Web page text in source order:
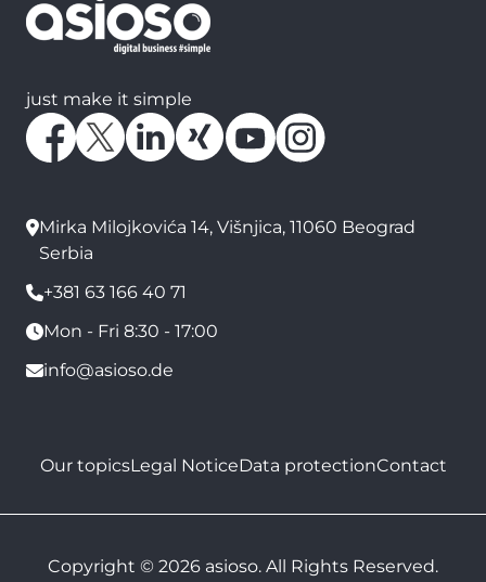
just make it simple
Mirka Milojkovića 14, Višnjica, 11060 Beograd
Serbia
+381 63 166 40 71
Mon - Fri 8:30 - 17:00
info@asioso.de
Our topicsLegal NoticeData protectionContact
Copyright © 2026 asioso. All Rights Reserved.